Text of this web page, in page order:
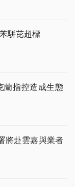
駢芘超標
蘭指控造成生態
將赴雲嘉與業者